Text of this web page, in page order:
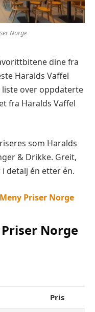
Norge
dine fra
Haralds Vaffel
liste over oppdaterte
fra Haralds Vaffel
som Haralds
& Drikke. Greit,
detalj én etter én.
Priser Norge
Norge
Pris